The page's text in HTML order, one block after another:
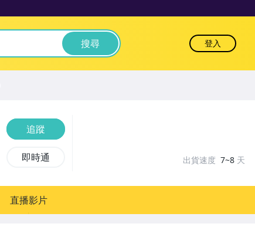
搜尋 登入
追蹤
即時通 出貨速度 7~8 天
直播影片